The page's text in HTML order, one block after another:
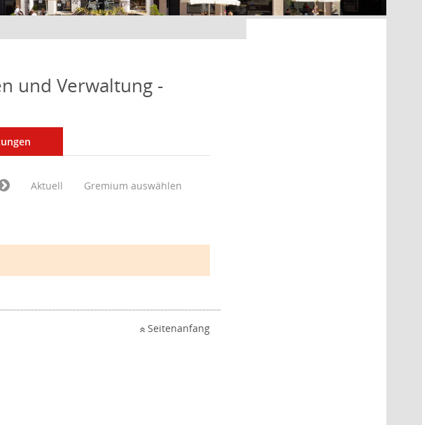
und Verwaltung -
Aktuell Gremium auswählen
Seitenanfang